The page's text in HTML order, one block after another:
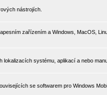
nástrojích.
zařízením a Windows, MacOS,
lokalizacích systému, aplikací a nebo
se softwarem pro Windows